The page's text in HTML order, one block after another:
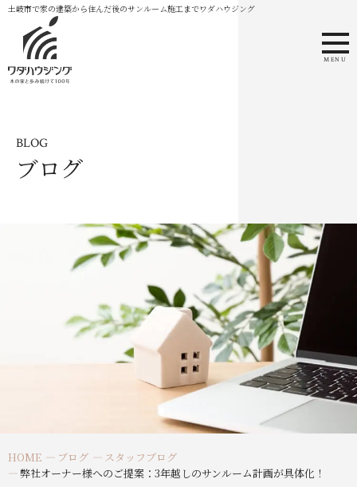
土岐市で家の建築から住んだ後のサンルーム施工までワダハウジング
MENU
BLOG
ブログ
HOME ブログ
スタッフブログ
弊社オーナー様へのご提案：3年越しのサンルーム計画が具体化！